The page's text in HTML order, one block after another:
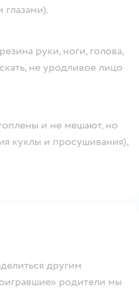
глазами).
руки, ноги, голова,
не уродливое лицо
и не мешают, но
куклы и просушивания),
другим
родители мы